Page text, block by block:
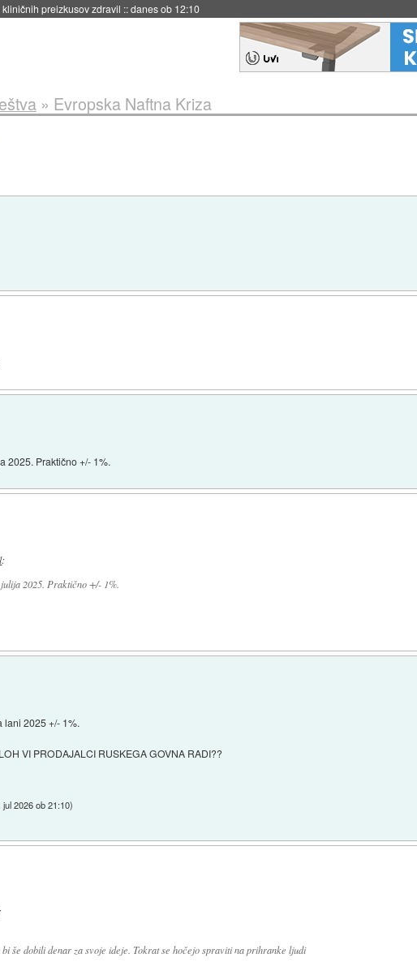
preizkusov zdravil ::danes ob 12:10
» Evropska Naftna Kriza
2025. Praktično +/- 1%.
:
2025. Praktično +/- 1%.
lani 2025 +/- 1%.
VI PRODAJALCI RUSKEGA GOVNA RADI??
jul 2026 ob 21:10)
še dobili denar za svoje ideje. Tokrat se hočejo spraviti na prihranke ljudi